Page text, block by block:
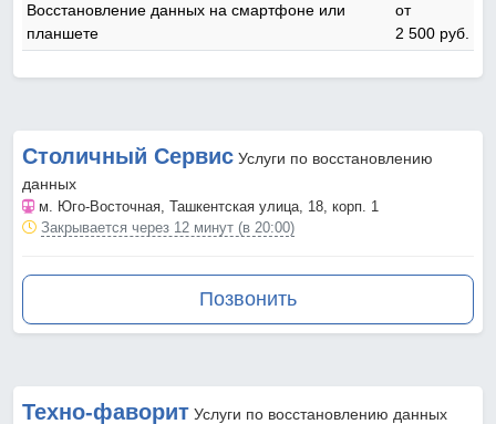
Восстановление данных на смартфоне или
планшете
от
2 500 pyб.
Столичный Сервис Услуги по восстановлению
данных
м. Юго-Восточная, Ташкентская улица, 18, корп. 1
Закрывается через 12 минут (в 20:00)
Позвонить
Техно-фаворит Услуги по восстановлению данных